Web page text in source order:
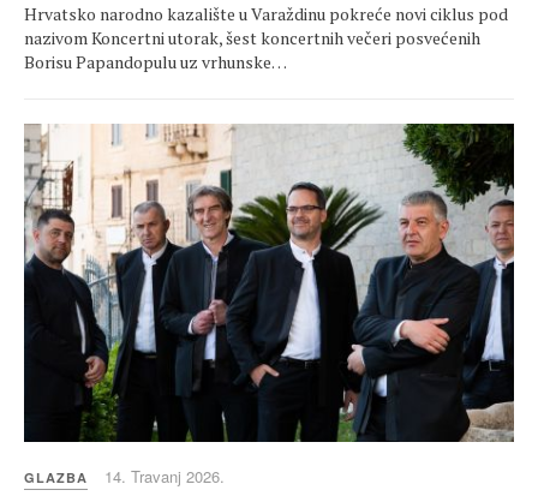
Hrvatsko narodno kazalište u Varaždinu pokreće novi ciklus pod
nazivom Koncertni utorak, šest koncertnih večeri posvećenih
Borisu Papandopulu uz vrhunske…
GLAZBA 14. Travanj 2026.